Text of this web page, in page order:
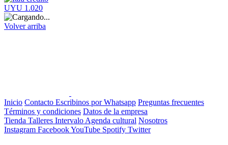
UYU 1.020
Volver arriba
Inicio Contacto Escribinos por Whatsapp Preguntas frecuentes
Términos y condiciones Datos de la empresa
Tienda Talleres Intervalo Agenda cultural Nosotros
Instagram FacebookYouTube Spotify Twitter